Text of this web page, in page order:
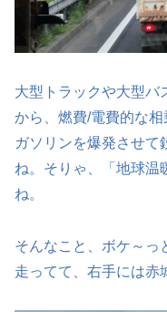
大型トラックや大型バ
から、燃費/電費的な相
ガソリンを爆発させて
ね。そりゃ、「地球温
ね。
そんなこと、ボケ～っ
走ってて、右手には赤